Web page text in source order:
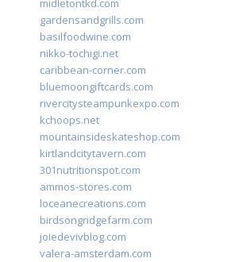
midletontkd.com
gardensandgrills.com
basilfoodwine.com
nikko-tochigi.net
caribbean-corner.com
bluemoongiftcards.com
rivercitysteampunkexpo.com
kchoops.net
mountainsideskateshop.com
kirtlandcitytavern.com
301nutritionspot.com
ammos-stores.com
loceanecreations.com
birdsongridgefarm.com
joiedevivblog.com
valera-amsterdam.com